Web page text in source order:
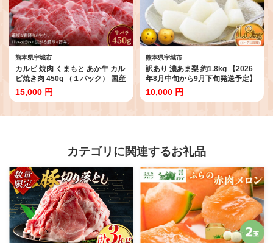
熊本県宇城市
カルビ 焼肉 くまもと あか牛 カル
ビ焼き肉 450g （１パック） 国産
和牛 牛肉 【地元ブランド】 豊住
食肉
15,000 円
熊本県宇城市
訳あり 濃あま梨 約1.8kg 【2026
年8月中旬から9月下旬発送予定】
品種おまかせ 梨 なし 秋月 幸水 豊
水 新高 秋麗 甘太 和梨 お取り寄せ
町産 農園とフォーク青果店
10,000 円
カテゴリに関連するお礼品